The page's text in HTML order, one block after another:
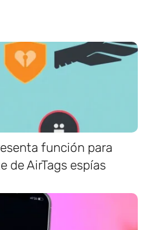
función para
de AirTags espías